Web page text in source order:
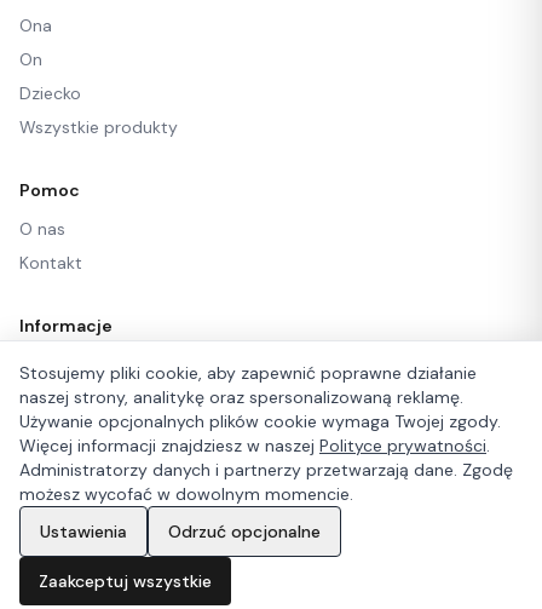
Ona
On
Dziecko
Wszystkie produkty
Pomoc
O nas
Kontakt
Informacje
Regulamin
Regulamin newslettera
Polityka prywatności
©2026Let's Wear. Wszelkie prawa zastrzeżone.
Stosujemy pliki cookie, aby zapewnić poprawne działanie
naszej strony, analitykę oraz spersonalizowaną reklamę.
Używanie opcjonalnych plików cookie wymaga Twojej zgody.
Więcej informacji znajdziesz w naszej Polityce prywatności.
Administratorzy danych i partnerzy przetwarzają dane. Zgodę
możesz wycofać w dowolnym momencie.
Ustawienia
Odrzuć opcjonalne
Zaakceptuj wszystkie